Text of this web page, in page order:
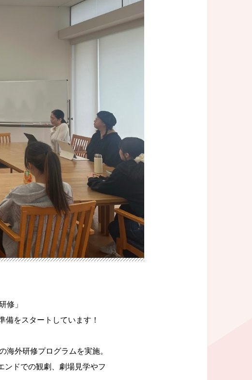
修」
備をスタートしています！
海外研修プログラムを実施。
ンドでの観劇、劇場見学やフ